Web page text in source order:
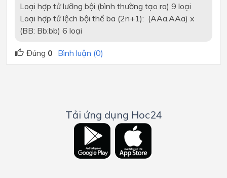
Loại hợp tử lưỡng bội (bình thường tạo ra) 9 loại
Loại hợp tử lệch bội thể ba (2n+1): (AAa,AAa) x
(BB: Bb:bb) 6 loại
Đúng 0 Bình luận (0)
Tải ứng dụng Hoc24